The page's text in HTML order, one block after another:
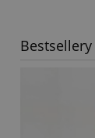
Bestsellery